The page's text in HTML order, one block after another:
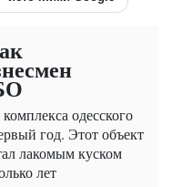
одесского
год. Этот объект
лакомым куском
лет